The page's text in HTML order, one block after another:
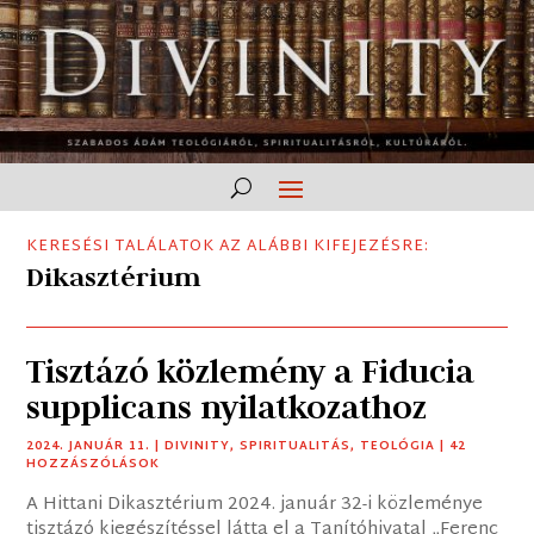
KERESÉSI TALÁLATOK AZ ALÁBBI KIFEJEZÉSRE:
Dikasztérium
Tisztázó közlemény a Fiducia
supplicans nyilatkozathoz
2024. JANUÁR 11. |DIVINITY,SPIRITUALITÁS, TEOLÓGIA | 42
HOZZÁSZÓLÁSOK
A Hittani Dikasztérium 2024. január 32-i közleménye